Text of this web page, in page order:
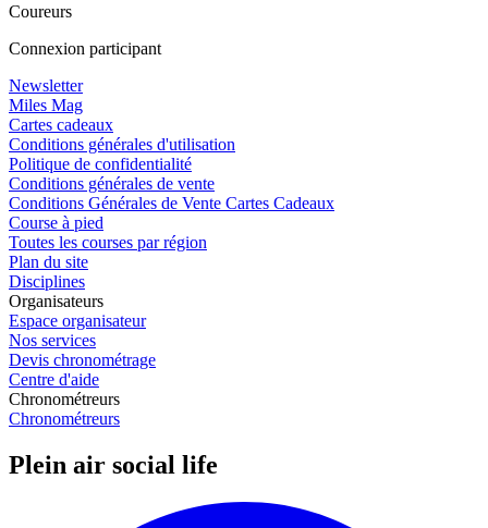
Coureurs
Connexion participant
Newsletter
Miles Mag
Cartes cadeaux
Conditions générales d'utilisation
Politique de confidentialité
Conditions générales de vente
Conditions Générales de Vente Cartes Cadeaux
Course à pied
Toutes les courses par région
Plan du site
Disciplines
Organisateurs
Espace organisateur
Nos services
Devis chronométrage
Centre d'aide
Chronométreurs
Chronométreurs
Plein air social life